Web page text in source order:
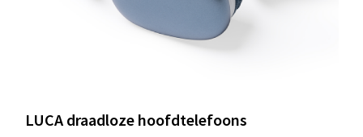
LUCA draadloze hoofdtelefoons